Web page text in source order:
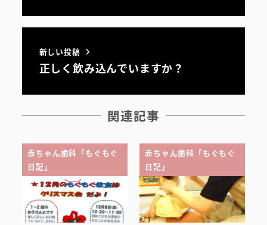
初めての方へ
院内ツアー
新しい投稿
正しく飲み込んでいますか？
関連記事
赤ちゃん歯科「もぐもぐ
日記」
赤ちゃん歯科「もぐもぐ
日記」